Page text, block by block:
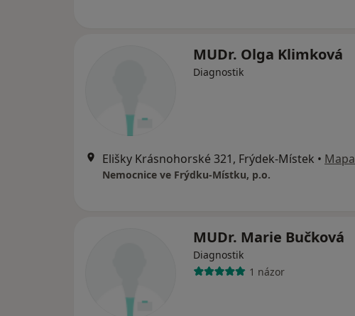
MUDr. Olga Klimková
Diagnostik
Elišky Krásnohorské 321, Frýdek-Místek • Mapa
Nemocnice ve Frýdku-Místku, p.o.
MUDr. Marie Bučková
Diagnostik
1 názor